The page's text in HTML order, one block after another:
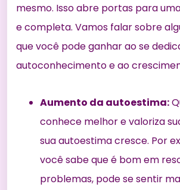
mesmo. Isso abre portas para
e completa. Vamos falar sobre
que você podeganhar ao se
autoconhecimento e ao
Aumento da autoestima:
conhece melhor e valoriza
sua autoestima cresce. Por
você sabe que é bom em
problemas, pode se sentir